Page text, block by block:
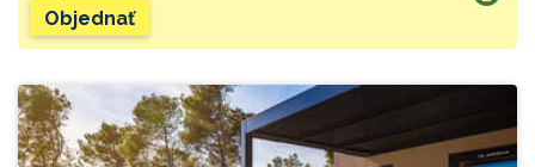
Objednať